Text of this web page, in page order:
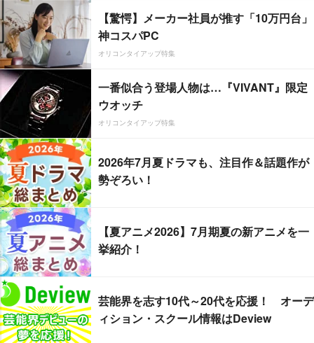
【驚愕】メーカー社員が推す「10万円台」
神コスパPC
オリコンタイアップ特集
一番似合う登場人物は…『VIVANT』限定
ウオッチ
オリコンタイアップ特集
2026年7月夏ドラマも、注目作＆話題作が
勢ぞろい！
【夏アニメ2026】7月期夏の新アニメを一
挙紹介！
芸能界を志す10代～20代を応援！ オーデ
ィション・スクール情報はDeview